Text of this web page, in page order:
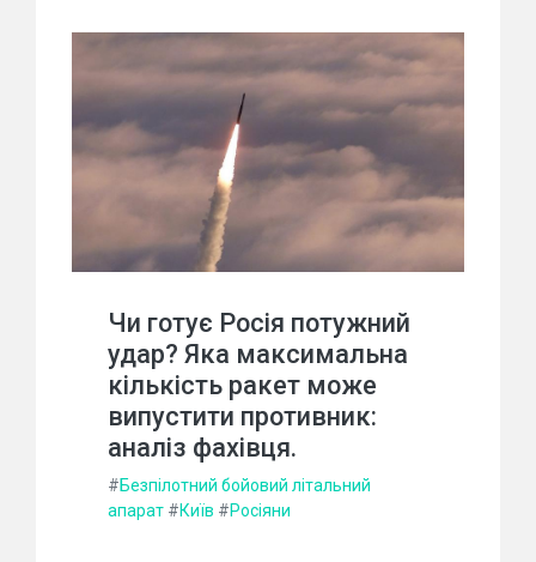
Чи готує Росія потужний
удар? Яка максимальна
кількість ракет може
випустити противник:
аналіз фахівця.
#Безпілотний бойовий літальний
апарат #Київ #Росіяни